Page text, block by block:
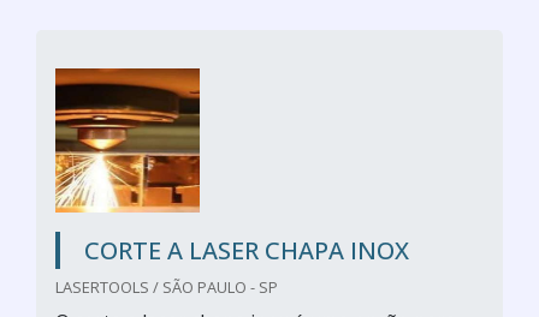
CORTE A LASER CHAPA INOX
LASERTOOLS / SÃO PAULO - SP